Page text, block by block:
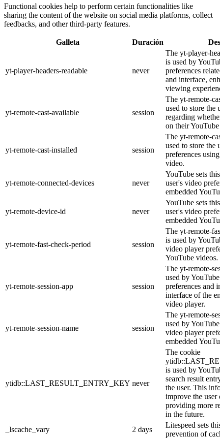
Functional cookies help to perform certain functionalities like
sharing the content of the website on social media platforms, collect
feedbacks, and other third-party features.
Galleta Duración
yt-player-headers-readable never
The yt-player-
is used by
preferences
and interface,
viewing
yt-remote-cast-available session
The yt-remote-
used to store the
regarding
on their
yt-remote-cast-installed session
The yt-remote-
used to store the
preferences
video.
yt-remote-connected-devices never
YouTube sets
user's video
embedded
yt-remote-device-id never
YouTube sets
user's video
embedded
yt-remote-fast-check-period session
The yt-remote-
is used by
video player
YouTube videos.
yt-remote-session-app session
The yt-remote-
used by
preferences and
interface of the
video player.
yt-remote-session-name session
The yt-remote-
used by
video player
embedded
ytidb::LAST_RESULT_ENTRY_KEY never
The cookie
is used by
search result
the user. This
improve the user
providing more
in the future.
_lscache_vary
2 days
Litespeed sets
prevention of